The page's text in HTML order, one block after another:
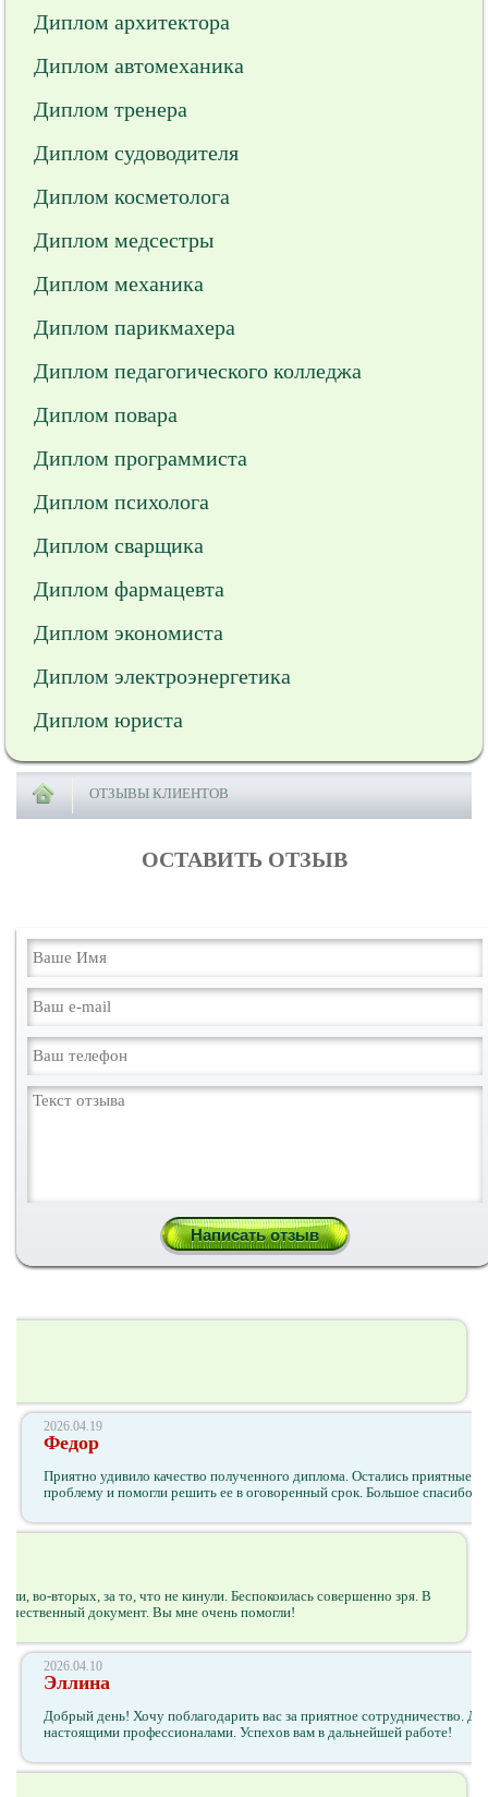
Диплом архитектора
Диплом автомеханика
Диплом тренера
Диплом судоводителя
Диплом косметолога
Диплом медсестры
Диплом механика
Диплом парикмахера
Диплом педагогического колледжа
Диплом повара
Диплом программиста
Диплом психолога
Диплом сварщика
Диплом фармацевта
Диплом экономиста
Диплом электроэнергетика
Диплом юриста
ОТЗЫВЫ КЛИЕНТОВ
ОСТАВИТЬ ОТЗЫВ
2026.04.19
Федор
Приятно удивило качество полученного диплома. Остались приятные
проблему и помогли решить ее в оговоренный срок. Большое спасибо!
во-вторых, за то, что не кинули. Беспокоилась совершенно зря. В
документ. Вы мне очень помогли!
2026.04.10
Эллина
Добрый день! Хочу поблагодарить вас за приятное сотрудничество.
настоящими профессионалами. Успехов вам в дальнейшей работе!